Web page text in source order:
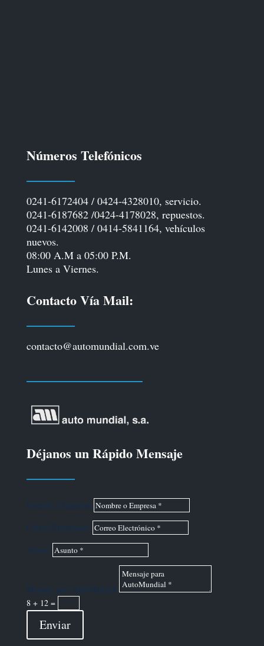
Números Telefónicos
0241-6172404 / 0424-4328010, servicio.
0241-6187682 /0424-4178028, repuestos.
0241-6142008 / 0414-5841164, vehículos
nuevos.
08:00 A.M a 05:00 P.M.
Lunes a Viernes.
Contacto Vía Mail:
contacto@automundial.com.ve
Déjanos un Rápido Mensaje
Nombre o Empresa
Correo Electrónico
Asunto
Mensaje para AutoMundial
8 + 12=
Enviar